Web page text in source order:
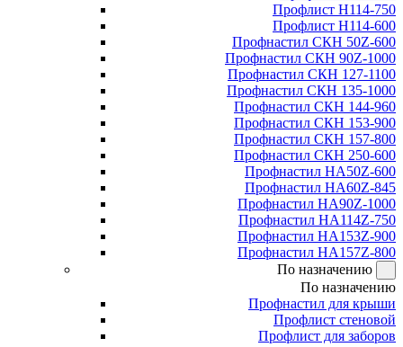
Профлист Н114-750
Профлист Н114-600
Профнастил СКН 50Z-600
Профнастил СКН 90Z-1000
Профнастил СКН 127-1100
Профнастил СКН 135-1000
Профнастил СКН 144-960
Профнастил СКН 153-900
Профнастил СКН 157-800
Профнастил СКН 250-600
Профнастил НА50Z-600
Профнастил НА60Z-845
Профнастил НА90Z-1000
Профнастил НА114Z-750
Профнастил НА153Z-900
Профнастил НА157Z-800
По назначению
По назначению
Профнастил для крыши
Профлист стеновой
Профлист для заборов